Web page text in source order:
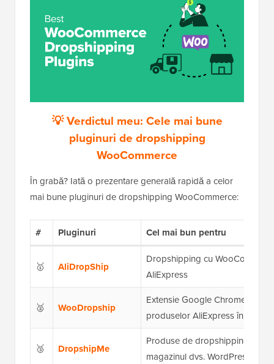
💡 Verdictul meu: Cele mai bune
pluginuri de dropshipping
WooCommerce
În grabă? Iată o prezentare generală rapidă a celor
mai bune pluginuri de dropshipping WooCommerce:
# Pluginuri Cel mai bun pentru
🥇 AliDropShip
Dropshipping cu
AliExpress
🥈 WooDropship
Extensie Google Chrome
produselor AliExpress în
🥉 DropshipMe
Produse de dropshipping cele
magazinul dvs. WordPress